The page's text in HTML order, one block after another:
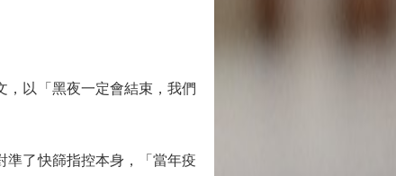
以「黑夜一定會結束，我們
了快篩指控本身，「當年疫